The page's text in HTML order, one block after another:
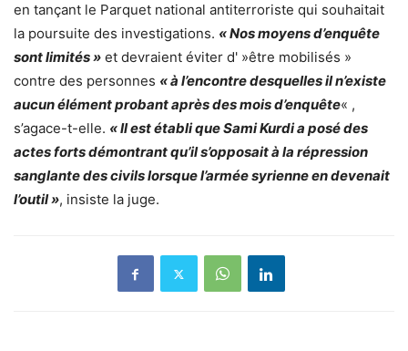
en tançant le Parquet national antiterroriste qui souhaitait
la poursuite des investigations. « Nos moyens d’enquête
sont limités » et devraient éviter d' »être mobilisés »
contre des personnes « à l’encontre desquelles il n’existe
aucun élément probant après des mois d’enquête« ,
s’agace-t-elle. « Il est établi que Sami Kurdi a posé des
actes forts démontrant qu’il s’opposait à la répression
sanglante des civils lorsque l’armée syrienne en devenait
l’outil », insiste la juge.